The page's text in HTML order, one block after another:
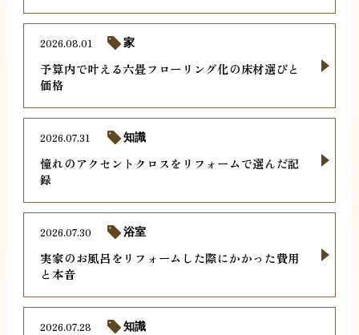
予算内で叶える六畳フローリング化の床材選びと
価格
2026.08.01 家
憧れのアクセントクロスをリフォームで選んだ記
録
2026.07.31 知識
実家のお風呂をリフォームした際にかかった費用
と本音
2026.07.30 浴室
2026.07.28 知識